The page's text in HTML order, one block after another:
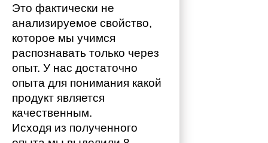
Это фактически не
анализируемое свойство,
которое мы учимся
распознавать только через
опыт. У нас достаточно
опыта для понимания какой
продукт является
качественным.
Исходя из полученного